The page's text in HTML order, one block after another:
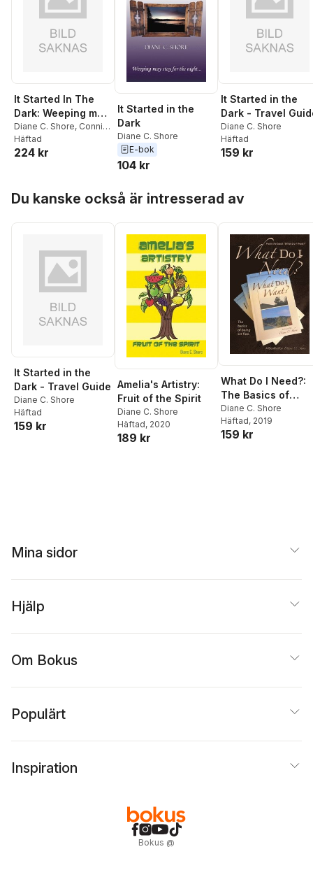
It Started In The
Dark: Weeping may
stay for the night
Diane C. Shore, Connie
Dixon
Häftad
224 kr
It Started in the
Dark
Diane C. Shore
E-bok
104 kr
It Started in the
Dark - Travel
Diane C. Shore
Häftad
159 kr
Du kanske också är intresserad av
It Started in the
Dark - Travel Guide
Diane C. Shore
Häftad
159 kr
Amelia's Artistry:
Fruit of the Spirit
Diane C. Shore
Häftad, 2020
189 kr
What Do I Need?:
The Basics of
Being Set Free
Diane C. Shore
Häftad, 2019
159 kr
Mina sidor
Hjälp
Om Bokus
Populärt
Inspiration
Bokus @